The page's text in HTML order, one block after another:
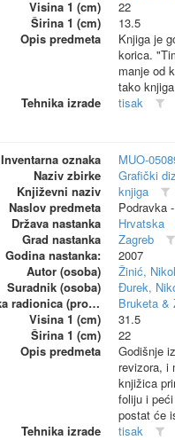
Visina 1 (cm)
22
Širina 1 (cm)
13.5
Opis predmeta
Knjiga je
korica.
manje od
tako
Tehnika izrade
tisak
Inventarna oznaka
MUO-
Naziv zbirke
Grafički
Književni naziv
knjiga
Naslov predmeta
Podravka
Država nastanka
Hrvatska
Grad nastanka
Zagreb
Godina nastanka:
2007
Autor (osoba)
Žinić,
Suradnik (osoba)
Đurek,
Autorska radionica (proizvođač)
Bruketa &
Visina 1 (cm)
31.5
Širina 1 (cm)
22
Opis predmeta
Godišnje
revizora, i
knjižica
foliju i
postat će
Tehnika izrade
tisak